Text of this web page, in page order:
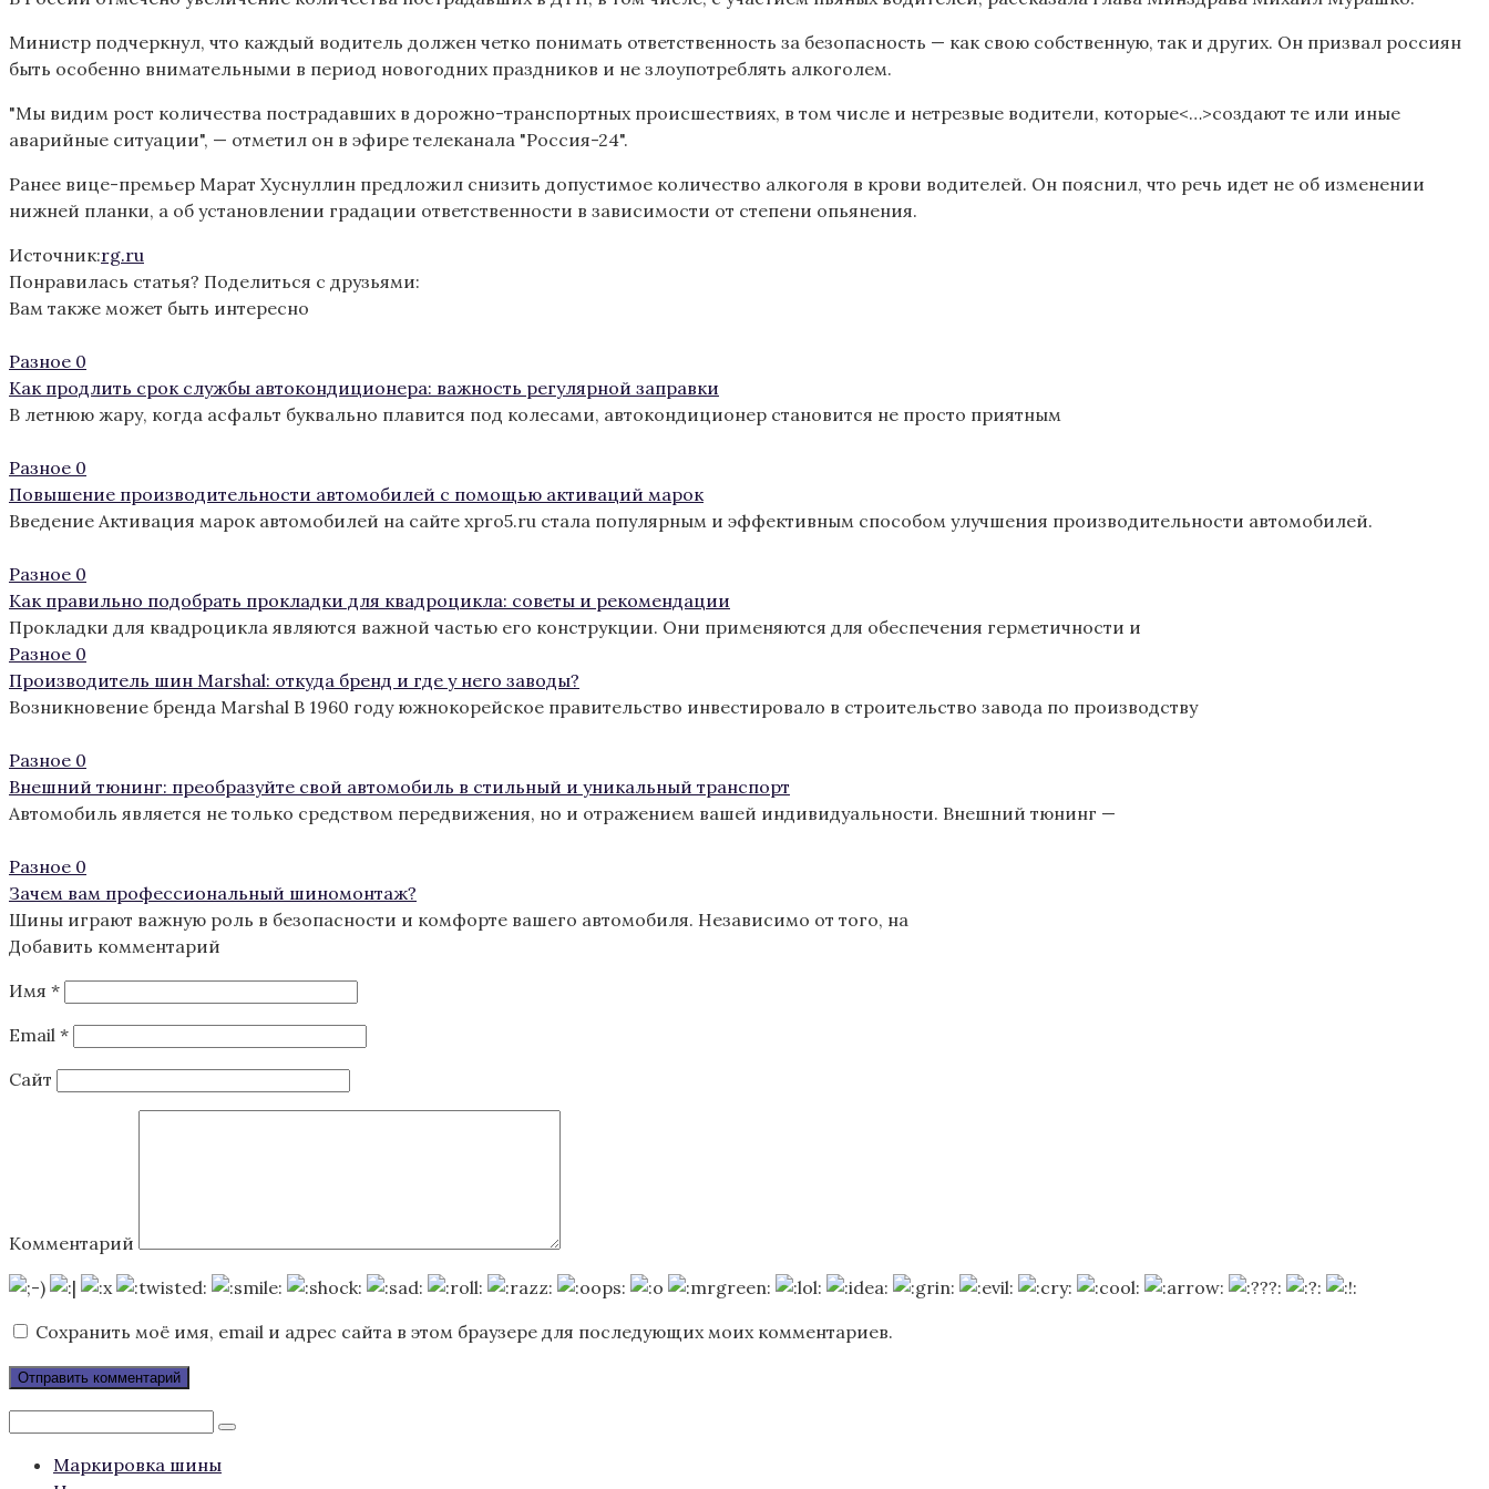
Министр подчеркнул, что каждый водитель должен четко понимать ответственность за безопасность — как свою собственную, так и других. Он призвал россиян
быть особенно внимательными в период новогодних праздников и не злоупотреблять алкоголем.
"Мы видим рост количества пострадавших в дорожно-транспортных происшествиях, в том числе и нетрезвые водители, которые<…>создают те или иные
аварийные ситуации", — отметил он в эфире телеканала "Россия-24".
Ранее вице-премьер Марат Хуснуллин предложил снизить допустимое количество алкоголя в крови водителей. Он пояснил, что речь идет не об изменении
нижней планки, а об установлении градации ответственности в зависимости от степени опьянения.
Источник:rg.ru
Понравилась статья? Поделиться с друзьями:
Вам также может быть интересно
Разное 0
Как продлить срок службы автокондиционера: важность регулярной заправки
В летнюю жару, когда асфальт буквально плавится под колесами, автокондиционер становится не просто приятным
Разное 0
Повышение производительности автомобилей с помощью активаций марок
Введение Активация марок автомобилей на сайте xpro5.ru стала популярным и эффективным способом улучшения производительности автомобилей.
Разное 0
Как правильно подобрать прокладки для квадроцикла: советы и рекомендации
Прокладки для квадроцикла являются важной частью его конструкции. Они применяются для обеспечения герметичности и
Разное 0
Производитель шин Marshal: откуда бренд и где у него заводы?
Возникновение бренда Marshal В 1960 году южнокорейское правительство инвестировало в строительство завода по производству
Разное 0
Внешний тюнинг: преобразуйте свой автомобиль в стильный и уникальный транспорт
Автомобиль является не только средством передвижения, но и отражением вашей индивидуальности. Внешний тюнинг —
Разное 0
Зачем вам профессиональный шиномонтаж?
Шины играют важную роль в безопасности и комфорте вашего автомобиля. Независимо от того, на
Добавить комментарий
Имя *
Email *
Сайт
Комментарий
Сохранить моё имя, email и адрес сайта в этом браузере для последующих моих комментариев.
Поиск:
Маркировка шины